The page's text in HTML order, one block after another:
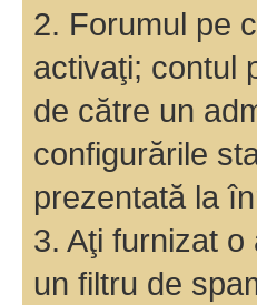
2. Forumul pe
activaţi; contul
de către un
configurările
prezentată la
3. Aţi furnizat
un filtru de